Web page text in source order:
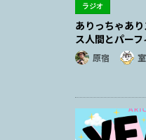
ラジオ
ありっちゃあ
ス人間とパーフ
原宿